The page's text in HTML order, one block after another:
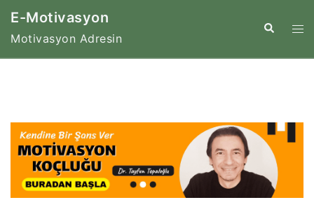
İçeriğe
E-Motivasyon
Motivasyon Adresin
Search